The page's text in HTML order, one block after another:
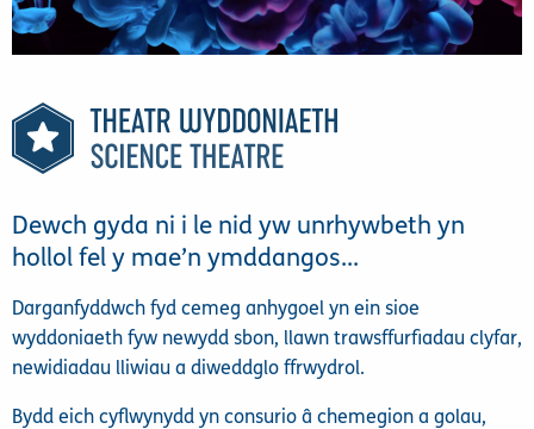
Dewch gyda ni i le nid yw unrhywbeth yn
hollol fel y mae’n ymddangos…
Darganfyddwch fyd cemeg anhygoel yn ein sioe
wyddoniaeth fyw newydd sbon, llawn trawsffurfiadau clyfar,
newidiadau lliwiau a diweddglo ffrwydrol.
Bydd eich cyflwynydd yn consurio â chemegion a golau,